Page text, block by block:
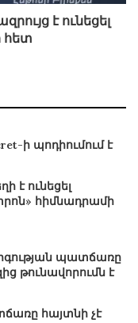
է ունեցել
հետ
ի պոդիումում է
է ունեցել
հիմնադրամի
պատճառը
թունավորումն է
հայտնի չէ